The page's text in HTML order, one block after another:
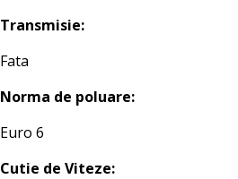
Transmisie:
Fata
Norma de poluare:
Euro 6
Cutie de Viteze: